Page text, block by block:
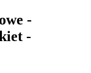
-
-